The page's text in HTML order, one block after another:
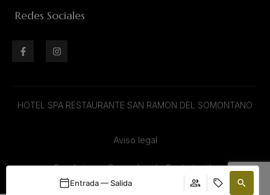
Redes Sociales
HOTEL SPA RESTAURANTE SAN RAMON DEL SOMONTANO
Aviso legal
Condiciones Generales de Contratación
Entrada — Salida